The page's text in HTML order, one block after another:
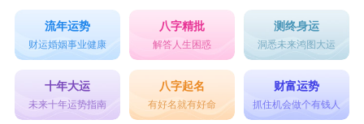
流年运势
财运婚姻事业健康
八字精批
解答人生困惑
测终身运
洞悉未来鸿图大运
十年大运
未来十年运势指南
八字起名
有好名就有好命
财富运势
抓住机会做个有钱人